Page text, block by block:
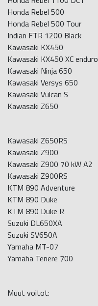
Honda Rebel 500
Honda Rebel 500 Tour
Indian FTR 1200 Black
Kawasaki KX450
Kawasaki KX450 XC enduro
Kawasaki Ninja 650
Kawasaki Versys 650
Kawasaki Vulcan S
Kawasaki Z650
Kawasaki Z650RS
Kawasaki Z900
Kawasaki Z900 70 kW A2
Kawasaki Z900RS
KTM 890 Adventure
KTM 890 Duke
KTM 890 Duke R
Suzuki DL650XA
Suzuki SV650A
Yamaha MT-07
Yamaha Tenere 700
Muut voitot: